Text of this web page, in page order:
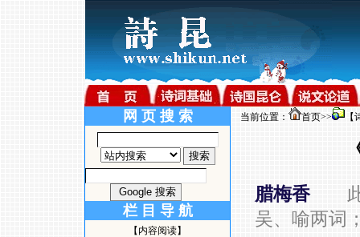
网 页 搜 索
栏 目 导 航
【内容阅读】
当前位置： 首页>>
腊梅香
吴、喻两词